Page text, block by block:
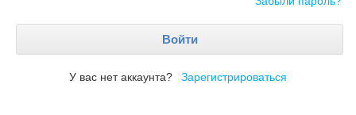
Войти
У вас нет аккаунта? Зарегистрироваться